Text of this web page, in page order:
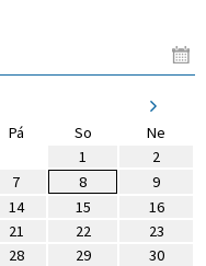
Pá So
Ne
1
2
7 8
9
14 15
16
21 22
23
28 29
30